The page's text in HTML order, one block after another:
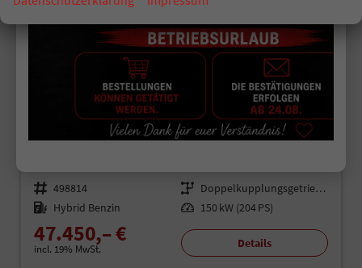
ab 297,– € mtl.
Skoda Superb Kombi
L & K CZ | kostenlose Lieferung!
Fahrzeugnr. 498814 Getriebe
Doppelkupplungsgetriebe (DSG)
Kraftstoff Hybrid Benzin Leistung 150 kW (204 PS)
47.450,– €
incl. 19% MwSt. Details